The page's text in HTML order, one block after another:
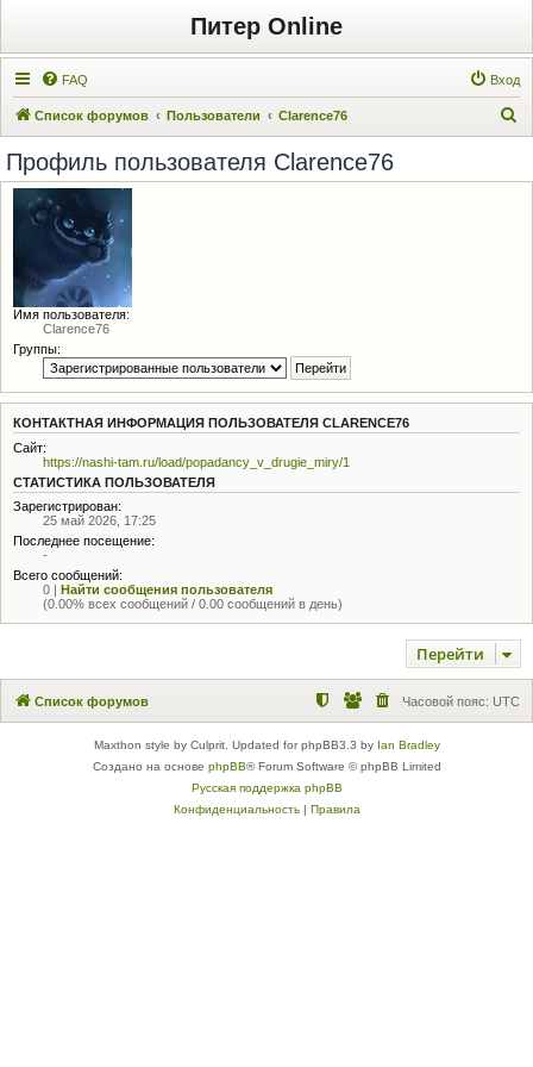
Питер Online
FAQ Вход
Список форумов Пользователи Clarence76
Профиль пользователя Clarence76
Имя пользователя:
Clarence76
Группы:
КОНТАКТНАЯ ИНФОРМАЦИЯ ПОЛЬЗОВАТЕЛЯ CLARENCE76
Сайт:
https://nashi-tam.ru/load/popadancy_v_drugie_miry/1
СТАТИСТИКА ПОЛЬЗОВАТЕЛЯ
Зарегистрирован:
25 май 2026, 17:25
Последнее посещение:
-
Всего сообщений:
0 | Найти сообщения пользователя
(0.00% всех сообщений / 0.00 сообщений в день)
Перейти
Список форумов Часовой пояс: UTC
Maxthon style by Culprit. Updated for phpBB3.3 by Ian Bradley
Создано на основе phpBB® Forum Software © phpBB Limited
Русская поддержка phpBB
Конфиденциальность| Правила